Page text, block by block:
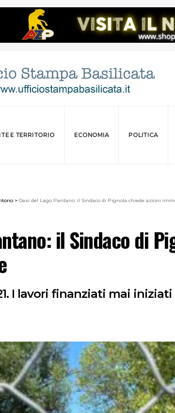
E TERRITORIO ECONOMIA POLITICA
> Oasi del Lago Pantano: il Sindaco di Pignola chiede azioni
il Sindaco di
I lavori finanziati mai iniziati